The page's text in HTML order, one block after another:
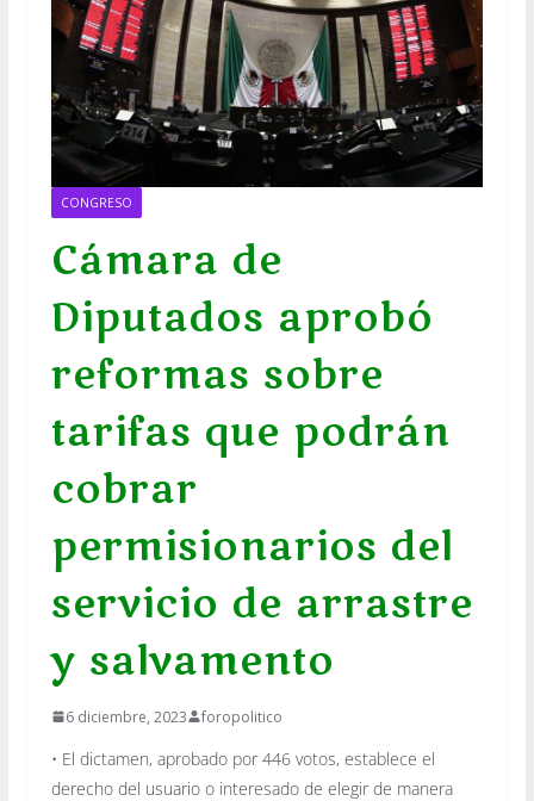
CONGRESO
Cámara de
Diputados aprobó
reformas sobre
tarifas que podrán
cobrar
permisionarios del
servicio de arrastre
y salvamento
6 diciembre, 2023 foropolitico
• El dictamen, aprobado por 446 votos, establece el
derecho del usuario o interesado de elegir de manera